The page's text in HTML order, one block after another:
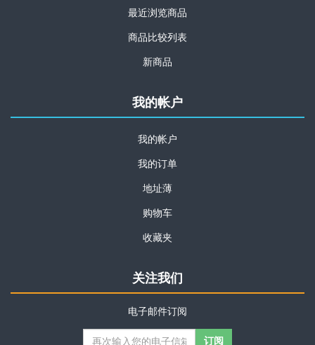
最近浏览商品
商品比较列表
新商品
我的帐户
我的帐户
我的订单
地址薄
购物车
收藏夹
关注我们
电子邮件订阅